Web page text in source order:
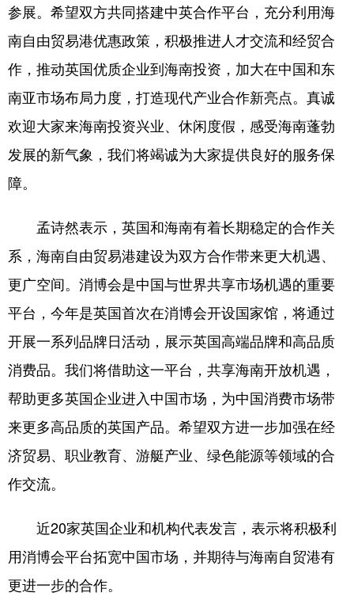
参展。希望双方共同搭建中英合作平台，充分利用海
南自由贸易港优惠政策，积极推进人才交流和经贸合
作，推动英国优质企业到海南投资，加大在中国和东
南亚市场布局力度，打造现代产业合作新亮点。真诚
欢迎大家来海南投资兴业、休闲度假，感受海南蓬勃
发展的新气象，我们将竭诚为大家提供良好的服务保
障。
孟诗然表示，英国和海南有着长期稳定的合作关
系，海南自由贸易港建设为双方合作带来更大机遇、
更广空间。消博会是中国与世界共享市场机遇的重要
平台，今年是英国首次在消博会开设国家馆，将通过
开展一系列品牌日活动，展示英国高端品牌和高品质
消费品。我们将借助这一平台，共享海南开放机遇，
帮助更多英国企业进入中国市场，为中国消费市场带
来更多高品质的英国产品。希望双方进一步加强在经
济贸易、职业教育、游艇产业、绿色能源等领域的合
作交流。
近20家英国企业和机构代表发言，表示将积极利
用消博会平台拓宽中国市场，并期待与海南自贸港有
更进一步的合作。